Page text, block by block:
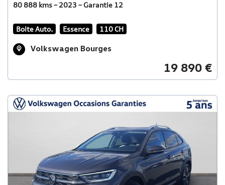
80 888 kms – 2023 – Garantie 12
Boite Auto. Essence 110 CH
Volkswagen Bourges
19 890 €